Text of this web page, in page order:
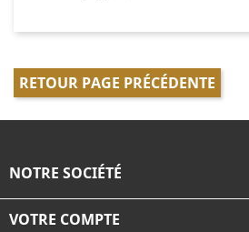
RETOUR PAGE PRÉCÉDENTE
NOTRE SOCIÉTÉ
VOTRE COMPTE